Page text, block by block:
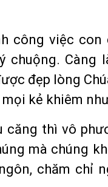
công việc
chuộng. Càng
đẹp lòng
kẻ khiêm
căng thì vô
mà chúng
chăm chỉ